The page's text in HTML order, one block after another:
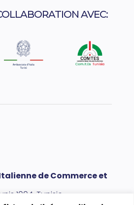
AVEC:
de Commerce et
1004, Tunisie